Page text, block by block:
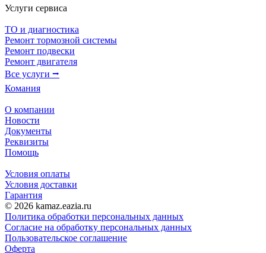
Услуги сервиса
ТО и диагностика
Ремонт тормозной системы
Ремонт подвески
Ремонт двигателя
Все услуги ⭢
Комания
О компании
Новости
Документы
Реквизиты
Помощь
Условия оплаты
Условия доставки
Гарантия
© 2026 kamaz.eazia.ru
Политика обработки персональных данных
Согласие на обработку персональных данных
Пользовательское соглашение
Оферта